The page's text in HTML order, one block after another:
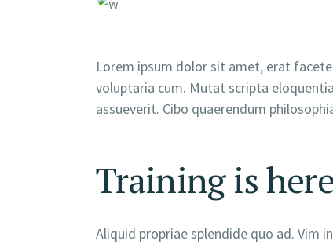
Lorem ipsum dolor sit amet, erat
voluptaria cum. Mutat scripta
assueverit. Cibo quaerendum
Training is
Aliquid propriae splendide quo ad. Vim